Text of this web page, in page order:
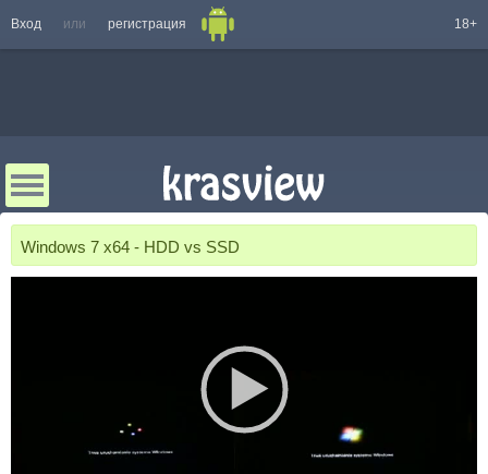
Вход или регистрация 18+
Windows 7 x64 - HDD vs SSD